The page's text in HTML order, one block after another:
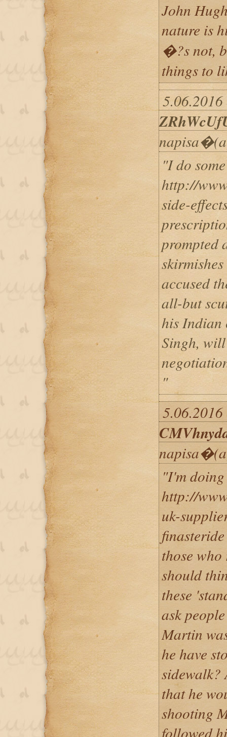
John
nature is
�?s not,
things to
"I do
http://
side-
prompted
accused
all-but
his Indian
Singh, will
"
"I'm
http://
uk-
those
should
these
ask
Martin
he have
sidewalk?
that he
shooting
followed